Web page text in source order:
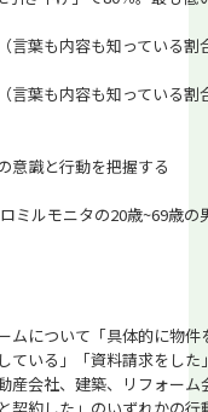
言葉も内容も知っている割
言葉も内容も知っている割
意識と行動を把握する
ミルモニタの20歳~69歳の
ムについて「具体的に物
ている」「資料請求をし
産会社、建築、リフォー